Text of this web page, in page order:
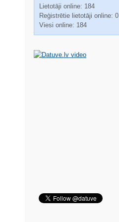
Lietotāji online: 184
Reģistrētie lietotāji online: 0
Viesi online: 184